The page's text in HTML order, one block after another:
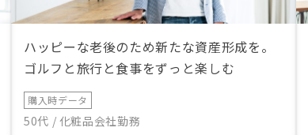
ハッピーな老後のため新たな資産形成を。
ゴルフと旅行と食事をずっと楽しむ
購入時データ
50代 / 化粧品会社勤務